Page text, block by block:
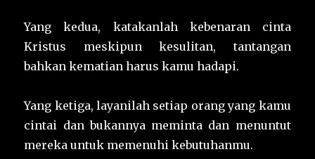
Yang kedua, katakanlah kebenaran cinta
Kristus meskipun kesulitan, tantangan
bahkan kematian harus kamu hadapi.
Yang ketiga, layanilah setiap orang yang kamu
cintai dan bukannya meminta dan menuntut
mereka untuk memenuhi kebutuhanmu.